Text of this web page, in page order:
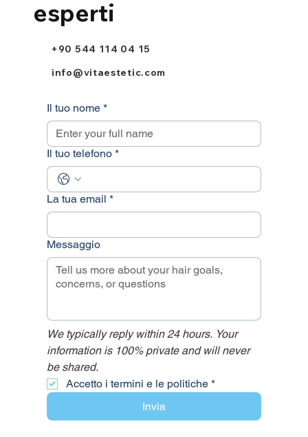
esperti
+90 544 114 04 15
info@vitaestetic.com
Il tuo nome *
Il tuo telefono *
La tua email *
Messaggio
We typically reply within 24 hours. Your
information is 100% private and will never
be shared.
Accetto i termini e le politiche *
Invia